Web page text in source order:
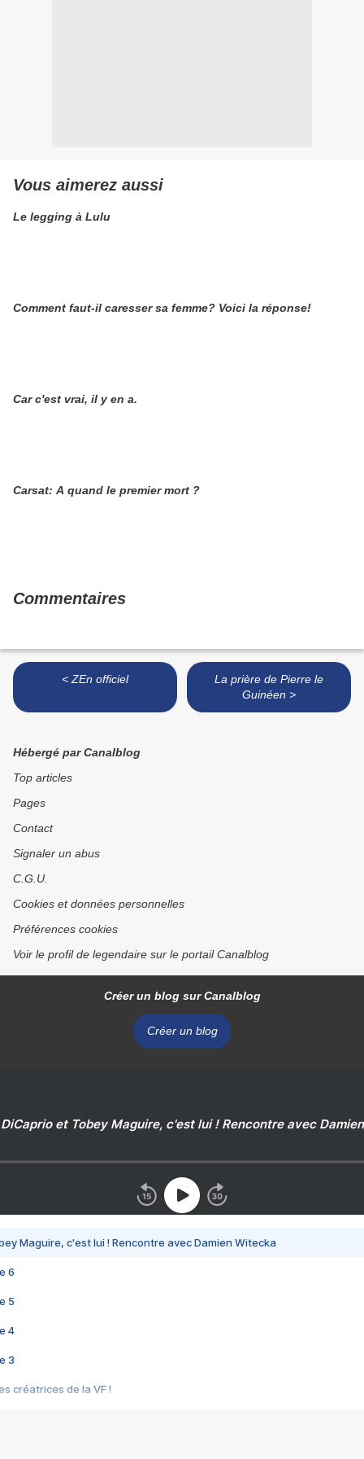
Vous aimerez aussi
Le legging à Lulu
Comment faut-il caresser sa femme? Voici la réponse!
Car c'est vrai, il y en a.
Carsat: A quand le premier mort ?
Commentaires
< ZEn officiel
La prière de Pierre le
Guinéen >
Hébergé par Canalblog
Top articles
Pages
Contact
Signaler un abus
C.G.U.
Cookies et données personnelles
Préférences cookies
Voir le profil de legendaire sur le portail Canalblog
Créer un blog sur Canalblog
Créer un blog
et Tobey Maguire, c'est lui ! Rencontre avec
Maguire, c'est lui ! Rencontre avec Damien Witecka
6
5
4
3
créatrices de la VF !